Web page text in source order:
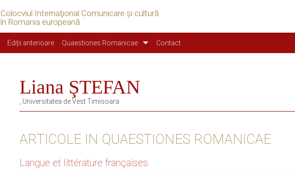
Colocviul Internaţional Comunicare şi cultură
în Romania europeană
Ediții anterioare Quaestiones Romanicae Contact
Liana ŞTEFAN
, Universitatea de Vest Timisoara
ARTICOLE IN QUAESTIONES ROMANICAE
Langue et littérature françaises